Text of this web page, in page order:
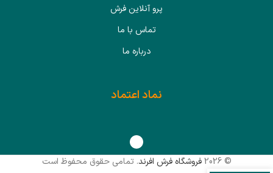
پرو آنلاین فرش
تماس با ما
درباره ما
نماد اعتماد
© 2026 فروشگاه فرش افرند. تمامی حقوق محفوظ است